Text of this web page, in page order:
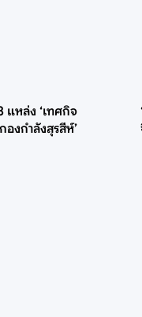
แหล่ง ‘เทศกิจ
งกำลังสุรสีห์’